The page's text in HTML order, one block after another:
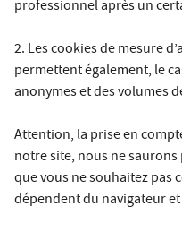
professionnel après un
2. Les cookies de mesure
permettent également, le
anonymes et des volumes
Attention, la prise en
notre site, nous ne
que vous ne souhaitez pas
dépendent du navigateur